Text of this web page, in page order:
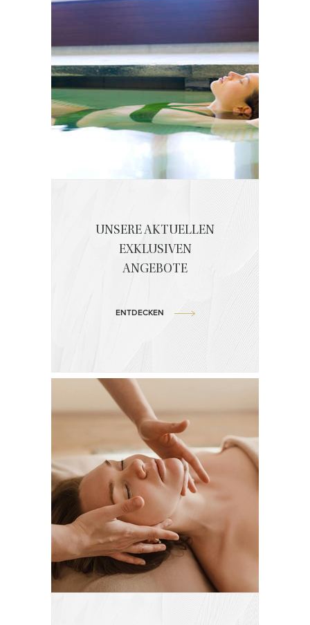
UNSERE AKTUELLEN
EXKLUSIVEN
ANGEBOTE
ENTDECKEN